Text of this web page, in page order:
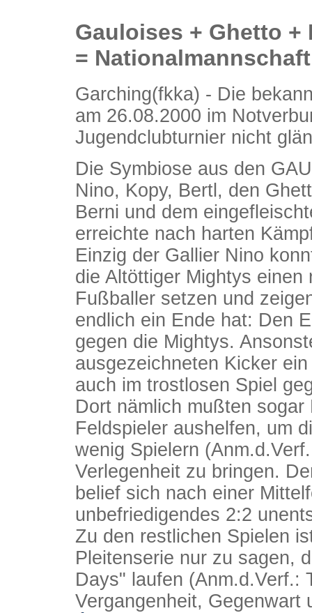
Gauloises + Ghetto +
=
Garching(fkka) - Die
am 26.08.2000 im
Jugendclubturnier nicht
Die Symbiose aus den
Nino, Kopy, Bertl, den
Berni und dem
erreichte nach harten
Einzig der Gallier Nino
die Altöttiger Mightys
Fußballer setzen und
endlich ein Ende hat: Den
gegen die Mightys.
ausgezeichneten Kicker
auch im trostlosen Spiel
Dort nämlich mußten
Feldspieler aushelfen, um
wenig Spielern
Verlegenheit zu bringen.
belief sich nach einer
unbefriedigendes 2:2
Zu den restlichen Spielen
Pleitenserie nur zu sagen,
Days" laufen (Anm.d.Verf.:
Vergangenheit, Gegenwart